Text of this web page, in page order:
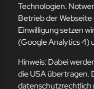
Technologien.
Betrieb der
Einwilligung setzen
(Google Analytics 4)
Hinweis: Dabei
die USA übertragen.
datenschutzrechtlich